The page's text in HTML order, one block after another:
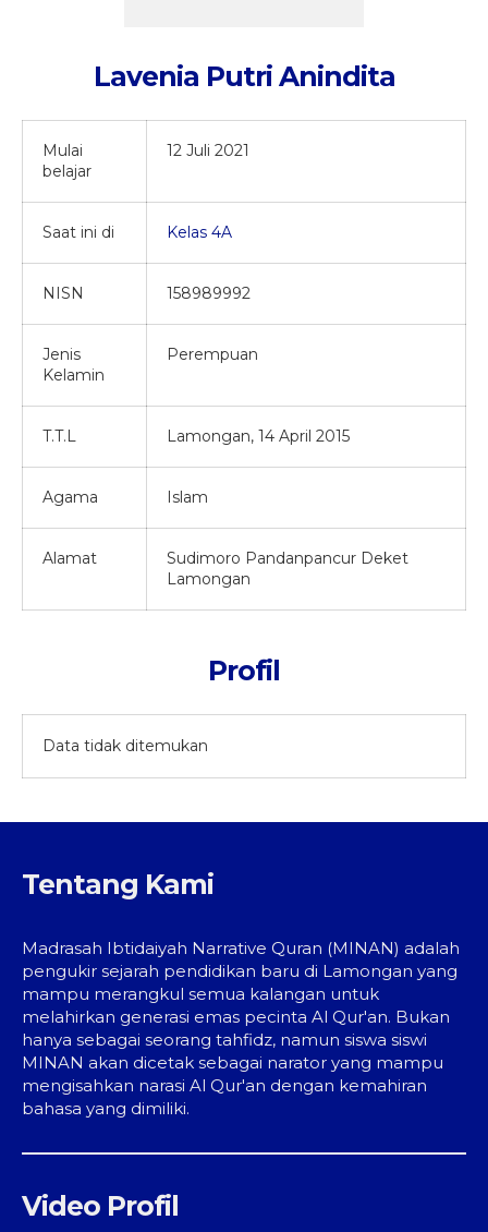
Kelas 4B
Kelas 5A
Kelas 6
Kelas 6B
Digital LibraryLavenia Putri Anindita
Mulai
belajar
12 Juli 2021
Saat ini di Kelas 4A
NISN 158989992
Jenis
Kelamin
Perempuan
T.T.L Lamongan, 14 April 2015
Agama Islam
Alamat
Sudimoro Pandanpancur Deket
Lamongan
Profil
Data tidak ditemukan
Tentang Kami
Madrasah Ibtidaiyah Narrative Quran (MINAN) adalah
pengukir sejarah pendidikan baru di Lamongan yang
mampu merangkul semua kalangan untuk
melahirkan generasi emas pecinta Al Qur'an. Bukan
hanya sebagai seorang tahfidz, namun siswa siswi
MINAN akan dicetak sebagai narator yang mampu
mengisahkan narasi Al Qur'an dengan kemahiran
bahasa yang dimiliki.
Video Profil